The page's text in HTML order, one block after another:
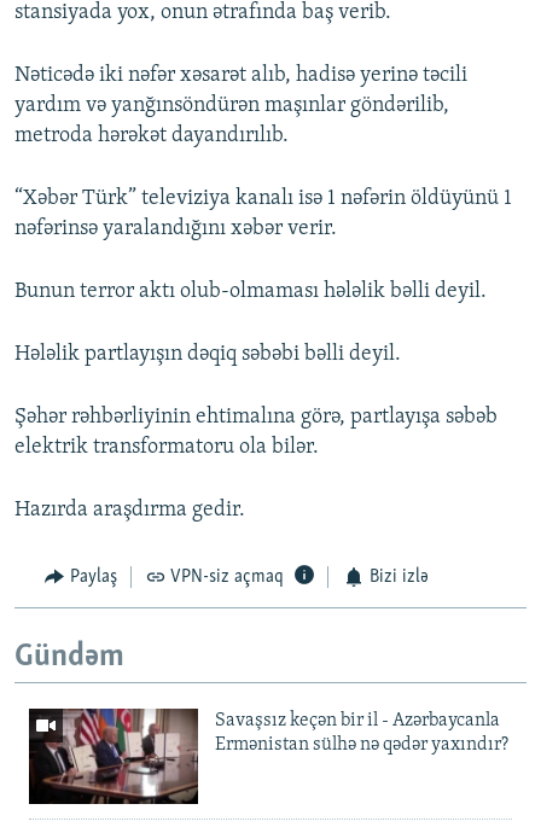
stansiyada yox, onun ətrafında baş verib.
Nəticədə iki nəfər xəsarət alıb, hadisə yerinə təcili
yardım və yanğınsöndürən maşınlar göndərilib,
metroda hərəkət dayandırılıb.
“Xəbər Türk” televiziya kanalı isə 1 nəfərin öldüyünü 1
nəfərinsə yaralandığını xəbər verir.
Bunun terror aktı olub-olmaması hələlik bəlli deyil.
Hələlik partlayışın dəqiq səbəbi bəlli deyil.
Şəhər rəhbərliyinin ehtimalına görə, partlayışa səbəb
elektrik transformatoru ola bilər.
Hazırda araşdırma gedir.
Paylaş VPN-siz açmaq Bizi izlə
Gündəm
Savaşsız keçən bir il - Azərbaycanla
Ermənistan sülhə nə qədər yaxındır?